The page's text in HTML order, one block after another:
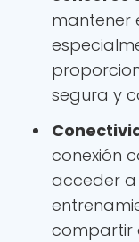
mantener
segura y
conexión
acceder
compartir